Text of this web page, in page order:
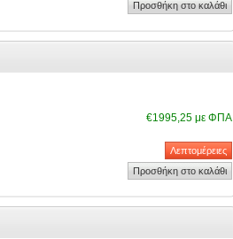
€1995,25 με ΦΠΑ